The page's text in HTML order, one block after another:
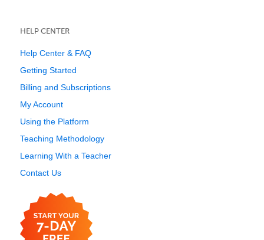
HELP CENTER
Help Center & FAQ
Getting Started
Billing and Subscriptions
My Account
Using the Platform
Teaching Methodology
Learning With a Teacher
Contact Us